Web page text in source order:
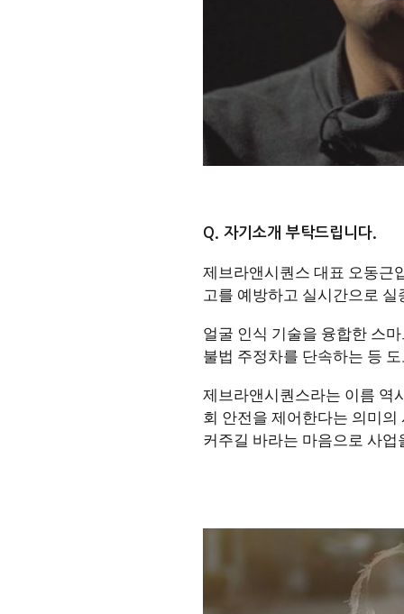
Q. 자기소개 부탁드립니다.
제브라앤시퀀스 대표 오동근
고를 예방하고 실시간으로
얼굴 인식 기술을 융합한 스
불법 주정차를 단속하는 등
제브라앤시퀀스라는 이름 역
회 안전을 제어한다는 의미
커주길 바라는 마음으로 사